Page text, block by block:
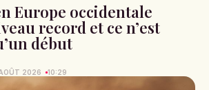
Europe occidentale
record et ce n’est
début
2026 10:29